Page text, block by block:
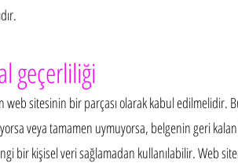
geçerliliği
sitesinin bir parçası olarak kabul edilmelidir.
veya tamamen uymuyorsa, belgenin geri
bir kişisel veri sağlamadan kullanılabilir. Web